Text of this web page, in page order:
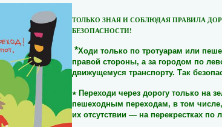
ТОЛЬКО ЗНАЯ И СОБЛЮДАЯ ПРАВИЛА
БЕЗОПАСНОСТИ!
*Ходи только по тротуарам или
правой стороны, а за городом по
движущемуся транспорту. Так
٭ Переходи через дорогу только на
пешеходным переходам, в том
их отсутствии — на перекрестках по